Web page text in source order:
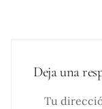
Deja una
Tu